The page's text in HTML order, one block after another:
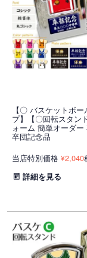
【〇 バスケットボ
プ】【〇回転スタン
ォーム 簡単オーダー
卒団記念品
当店特別価格 ¥2,040
詳細を見る